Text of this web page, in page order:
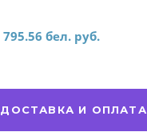
795.56 бел. руб.
ДОСТАВКА И ОПЛАТА